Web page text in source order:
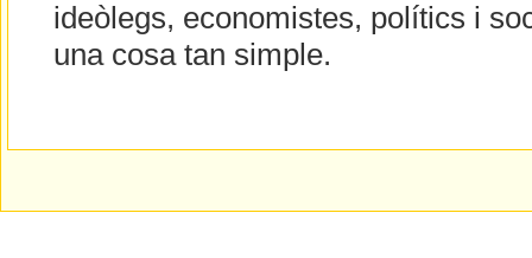
ideòlegs, economistes, polítics i
una cosa tan simple.